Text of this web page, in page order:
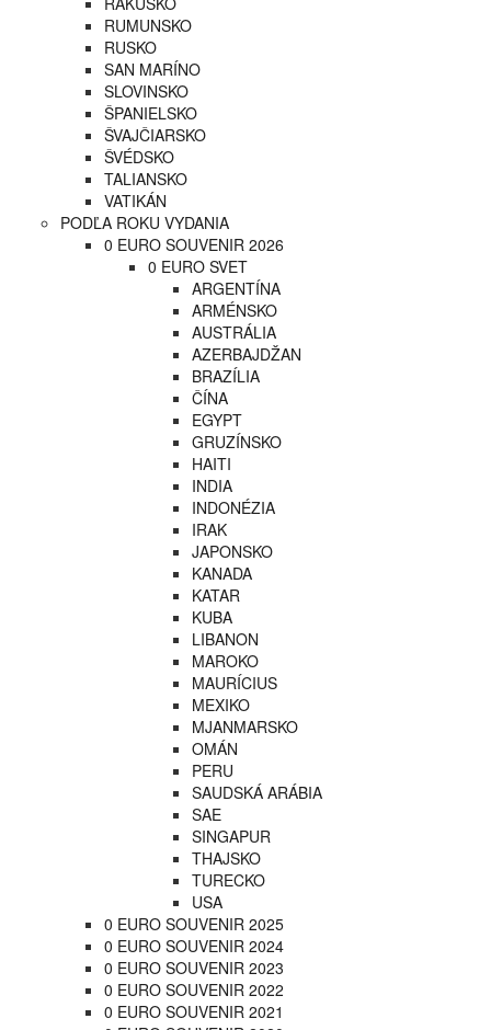
RUMUNSKO
RUSKO
SAN MARÍNO
SLOVINSKO
ŠPANIELSKO
ŠVAJČIARSKO
ŠVÉDSKO
TALIANSKO
VATIKÁN
PODĽA ROKU VYDANIA
0 EURO SOUVENIR 2026
0 EURO SVET
ARGENTÍNA
ARMÉNSKO
AUSTRÁLIA
AZERBAJDŽAN
BRAZÍLIA
ČÍNA
EGYPT
GRUZÍNSKO
HAITI
INDIA
INDONÉZIA
IRAK
JAPONSKO
KANADA
KATAR
KUBA
LIBANON
MAROKO
MAURÍCIUS
MEXIKO
MJANMARSKO
OMÁN
PERU
SAUDSKÁ ARÁBIA
SAE
SINGAPUR
THAJSKO
TURECKO
USA
0 EURO SOUVENIR 2025
0 EURO SOUVENIR 2024
0 EURO SOUVENIR 2023
0 EURO SOUVENIR 2022
0 EURO SOUVENIR 2021